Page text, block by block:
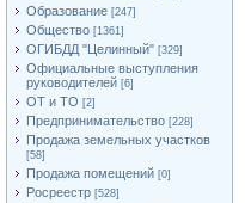
Образование [247]
Общество [1361]
ОГИБДД "Целинный" [329]
Официальные выступления
руководителей [6]
ОТ и ТО [2]
Предпринимательство [228]
Продажа земельных участков
[58]
Продажа помещений [0]
Росреестр [528]